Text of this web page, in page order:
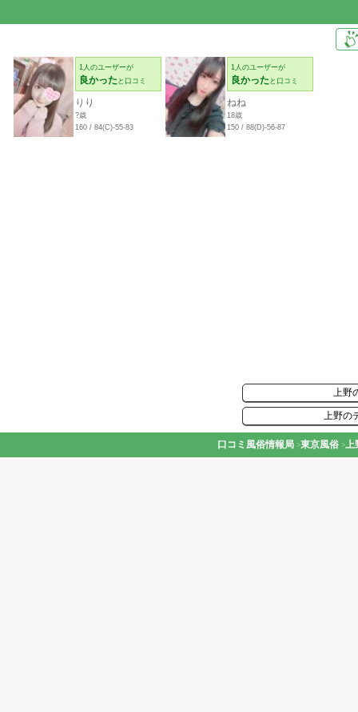
1人のユーザーが
良かった と口コミ
りり
?歳
160 / 84(C)-55-83
1人のユーザーが
良かった と口コミ
ねね
18歳
150 / 88(D)-56-87
上野
上野の
口コミ風俗情報局 東京風俗 上